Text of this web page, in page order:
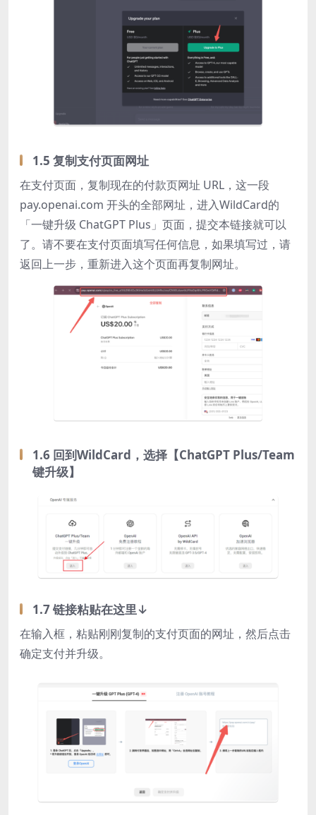
1.5 复制支付页面网址
在支付页面，复制现在的付款页网址 URL，这一段
pay.openai.com 开头的全部网址，进入WildCard的
「一键升级 ChatGPT Plus」页面，提交本链接就可以
了。请不要在支付页面填写任何信息，如果填写过，请
返回上一步，重新进入这个页面再复制网址。
1.6 回到WildCard，选择【ChatGPT Plus/Team
键升级】
1.7 链接粘贴在这里↓
在输入框，粘贴刚刚复制的支付页面的网址，然后点击
确定支付并升级。